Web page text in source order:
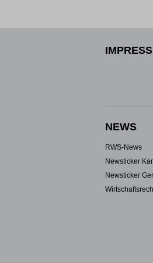
NEWS
RWS-News
Newsticker
Newsticker